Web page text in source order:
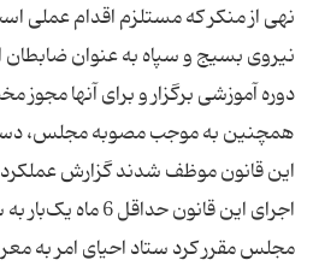
نهی از منکر که مستلزم اقدام عملی است
نیروی بسیج و سپاه به عنوان ضابطان
همچنین به موجب مصوبه مجلس،
این قانون موظف شدند گزارش عملکرد
مجلس مقرر کرد ستاد احیای امر به